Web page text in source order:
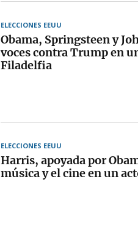
ELECCIONES EEUU
Obama, Springsteen y
voces contra Trump en
Filadelfia
ELECCIONES EEUU
Harris, apoyada por
música y el cine en un